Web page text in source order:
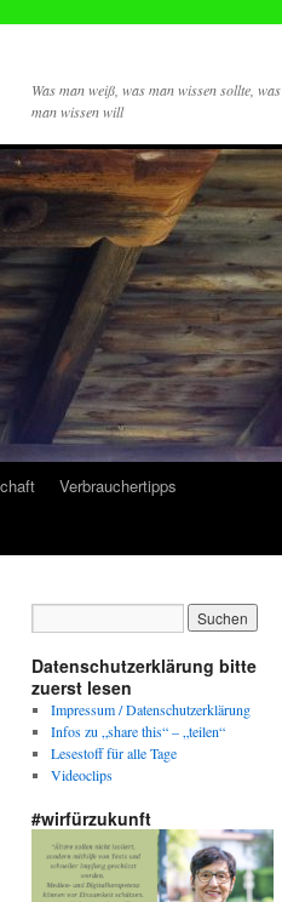
Was man weiß, was man wissen sollte, was
man wissen will
Verbrauchertipps
Datenschutzerklärung bitte
zuerst lesen
Impressum / Datenschutzerklärung
Infos zu „share this“ – „teilen“
Lesestoff für alle Tage
Videoclips
#wirfürzukunft